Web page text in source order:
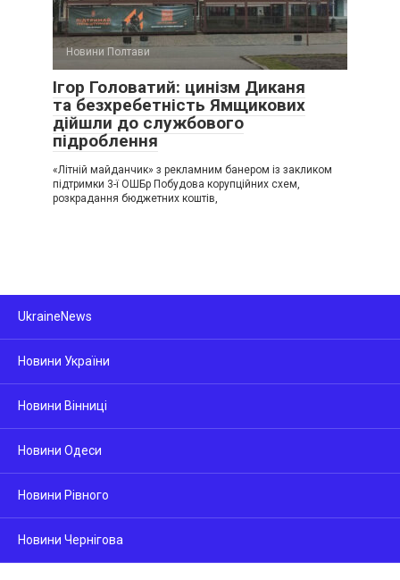
Новини Полтави
Ігор Головатий: цинізм Диканя
та безхребетність Ямщикових
дійшли до службового
підроблення
«Літній майданчик» з рекламним банером із закликом
підтримки 3-ї ОШБр Побудова корупційних схем,
розкрадання бюджетних коштів,
UkraineNews
Новини України
Новини Вінниці
Новини Одеси
Новини Рівного
Новини Чернігова